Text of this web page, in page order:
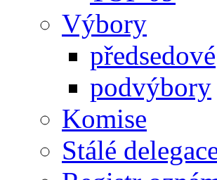
Výbory
předsedové
podvýbory
Komise
Stálé